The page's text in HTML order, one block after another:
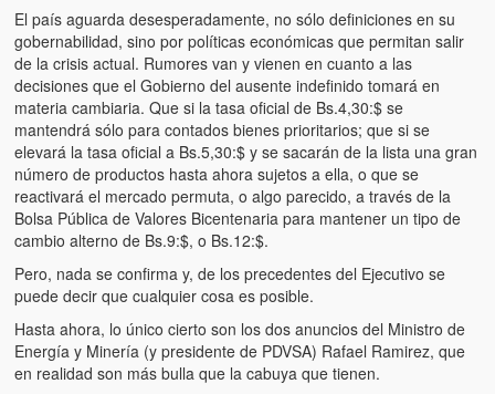
El Tipo y los Rojos en Los Teques (The Jerk and the Reds in
Teques)
Hablé con Chavistas (I spoke with chavistas)
La burla del Chavez “tan amante de los niños” (The mockery of
Chavez “such a children lover”)
Los niños de las calles de Venezuela (Children of the streets of
Venezuela)
Luis y El Mono… en armas (Luis and El Mono… armed)
Puente Llaguno, Miraflores… ¿y Lina?
Radio Emisoras y canales de televisión clausurados por el
El país aguarda desesperadamente, no sólo definiciones en su
gobernabilidad, sino por políticas económicas que permitan salir
de la crisis actual. Rumores van y vienen en cuanto a las
decisiones que el Gobierno del ausente indefinido tomará en
materia cambiaria. Que si la tasa oficial de Bs.4,30:$ se
mantendrá sólo para contados bienes prioritarios; que si se
elevará la tasa oficial a Bs.5,30:$ y se sacarán de la lista una gran
número de productos hasta ahora sujetos a ella, o que se
reactivará el mercado permuta, o algo parecido, a través de la
Bolsa Pública de Valores Bicentenaria para mantener un tipo de
cambio alterno de Bs.9:$, o Bs.12:$.
Pero, nada se confirma y, de los precedentes del Ejecutivo se
puede decir que cualquier cosa es posible.
Hasta ahora, lo único cierto son los dos anuncios del Ministro de
Energía y Minería (y presidente de PDVSA) Rafael Ramirez, que
en realidad son más bulla que la cabuya que tienen.